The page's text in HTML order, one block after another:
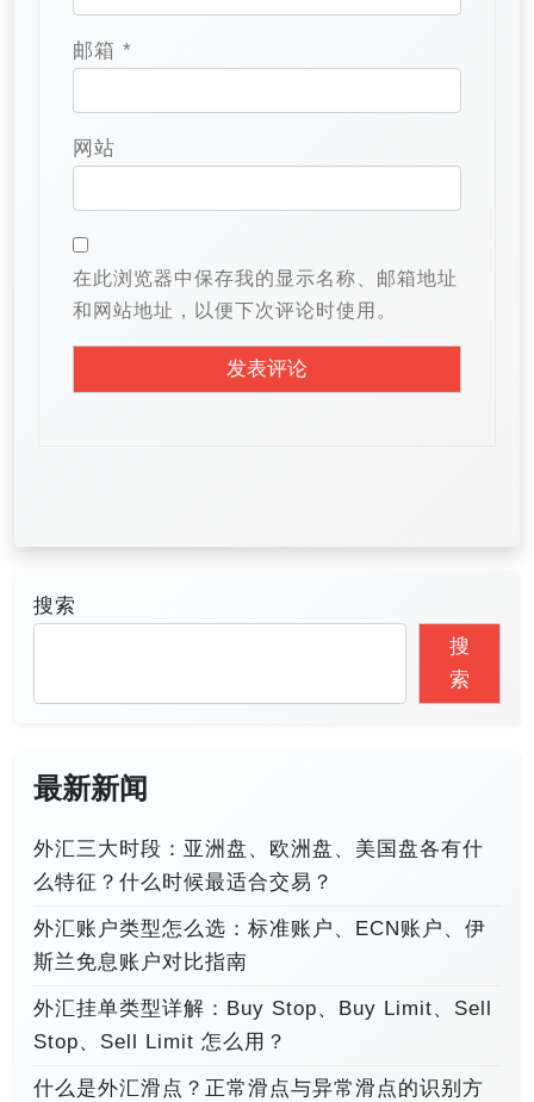
邮箱 *
网站
在此浏览器中保存我的显示名称、邮箱地址
和网站地址，以便下次评论时使用。
搜索
搜
索
最新新闻
外汇三大时段：亚洲盘、欧洲盘、美国盘各有什
么特征？什么时候最适合交易？
外汇账户类型怎么选：标准账户、ECN账户、伊
斯兰免息账户对比指南
外汇挂单类型详解：Buy Stop、Buy Limit、Sell
Stop、Sell Limit 怎么用？
什么是外汇滑点？正常滑点与异常滑点的识别方